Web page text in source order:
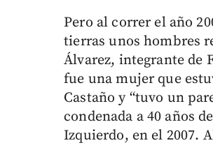
Pero al correr el año
tierras unos hombres
Álvarez, integrante de
fue una mujer que
Castaño y “tuvo un
condenada a 40 años
Izquierdo, en el 2007.